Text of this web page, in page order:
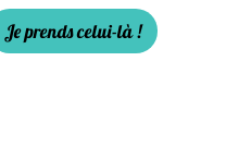
Je prends celui-là !